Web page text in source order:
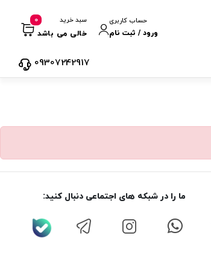
حساب کاربری
ورود / ثبت نام
سبد خرید
خالی می باشد
0
09307242917
ما را در شبکه های اجتماعی دنبال کنید: